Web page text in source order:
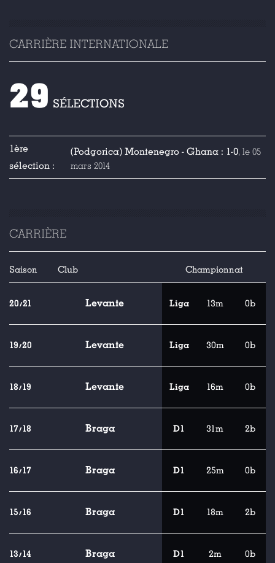
CARRIÈRE INTERNATIONALE
29 SÉLECTIONS
1ère
sélection :
(Podgorica) Montenegro - Ghana : 1-0, le 05
mars 2014
CARRIÈRE
Saison Club Championnat
20/21 Levante Liga 13m 0b
19/20 Levante Liga 30m 0b
18/19 Levante Liga 16m 0b
17/18 Braga D1 31m 2b
16/17 Braga D1 25m 0b
15/16 Braga D1 18m 2b
13/14 Braga D1 2m 0b